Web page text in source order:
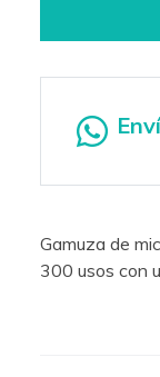
Gamuza de
300 usos con